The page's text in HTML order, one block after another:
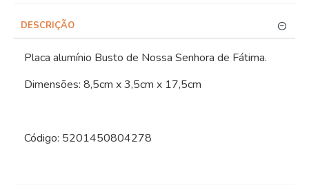
DESCRIÇÃO
Placa alumínio Busto de Nossa Senhora de Fátima.
Dimensões: 8,5cm x 3,5cm x 17,5cm
Código: 5201450804278